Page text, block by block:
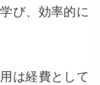
び、効率的に
は経費として